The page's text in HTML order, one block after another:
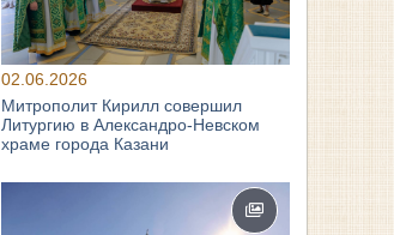
02.06.2026
Митрополит Кирилл совершил
Литургию в Александро-Невском
храме города Казани